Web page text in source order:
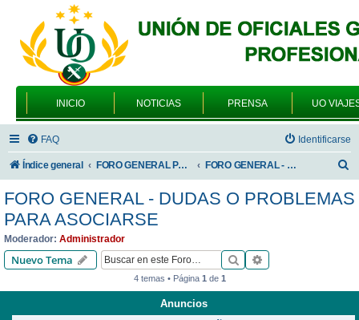
INICIO NOTICIAS PRENSA UO
FAQ Identificarse
Índice general FORO GENERAL PARA TODOS LOS USUARIOS FORO GENERAL - DUDAS O PROBLEMAS PARA ASOCIARSE
s
FORO GENERAL - DUDAS O PROBLEMAS
PARA ASOCIARSE
Moderador: Administrador
Nuevo Tema Buscar
4 temas • Página 1de 1
Anuncios